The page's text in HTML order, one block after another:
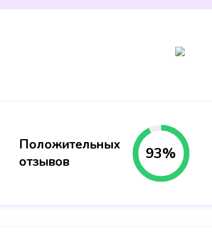
Положительных
отзывов
93%